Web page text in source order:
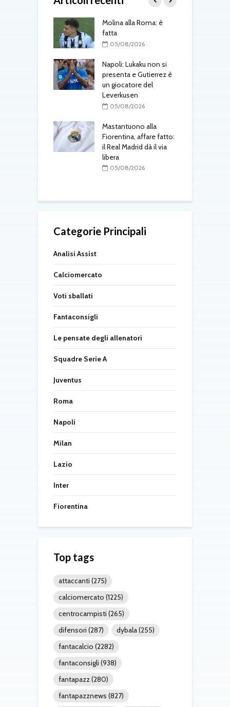
Molina alla Roma: è
fatta
05/08/2026
Napoli: Lukaku non si
presenta e Gutierrez è
un giocatore del
Leverkusen
05/08/2026
Mastantuono alla
Fiorentina, affare fatto:
il Real Madrid dà il via
libera
05/08/2026
Categorie Principali
Analisi Assist
Calciomercato
Voti sballati
Fantaconsigli
Le pensate degli allenatori
Squadre Serie A
Juventus
Roma
Napoli
Milan
Lazio
Inter
Fiorentina
Top tags
attaccanti (275)
calciomercato (1225)
centrocampisti (265)
difensori (287) dybala(255)
fantacalcio (2282)
fantaconsigli (938)
fantapazz(280)
fantapazznews (827)